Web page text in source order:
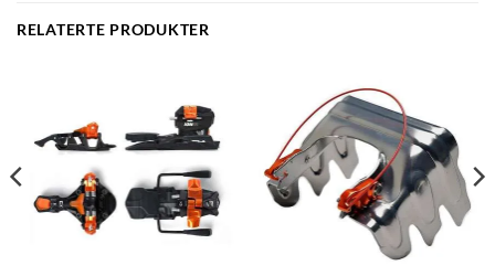
RELATERTE PRODUKTER